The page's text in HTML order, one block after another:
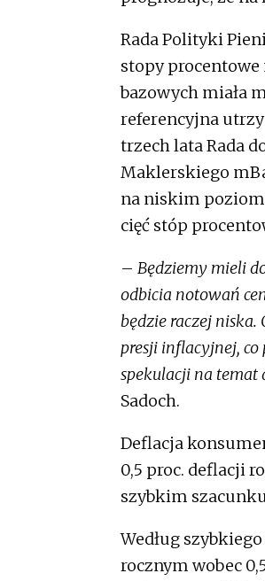
Rada Polityki
stopy
bazowych miała
referencyjna
trzech lata Rada
Maklerskiego
na niskim
cięć stóp
– Będziemy mieli
odbicia notowań
będzie raczej niska.
presji inflacyjnej,
spekulacji na temat
Sadoch.
Deflacja
0,5 proc. deflacji
szybkim
Według
rocznym wobec